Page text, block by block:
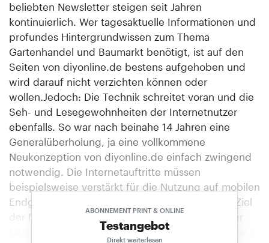
ABONNEMENT PRINT & ONLINE
Testangebot
Direkt weiterlesen
beliebten Newsletter steigen seit Jahren
kontinuierlich. Wer tagesaktuelle Informationen und
profundes Hintergrundwissen zum Thema
Gartenhandel und Baumarkt benötigt, ist auf den
Seiten von diyonline.de bestens aufgehoben und
wird darauf nicht verzichten können oder
wollen.Jedoch: Die Technik schreitet voran und die
Seh- und Lesegewohnheiten der Internetnutzer
ebenfalls. So war nach beinahe 14 Jahren eine
Generalüberholung, ja eine vollkommene
Neukonzeption von diy­online.de einfach zwingend
notwendig. Die Internetauftritte müssen
beispielsweise verstärkt für die Nutzung auf mobilen
Endgeräten optimiert werden. Auch das ist ein Ziel
der Neugestaltung. Auch die Einbindung sozialer
Netzwerke sollte gewährleistet sein. Darüber hinaus